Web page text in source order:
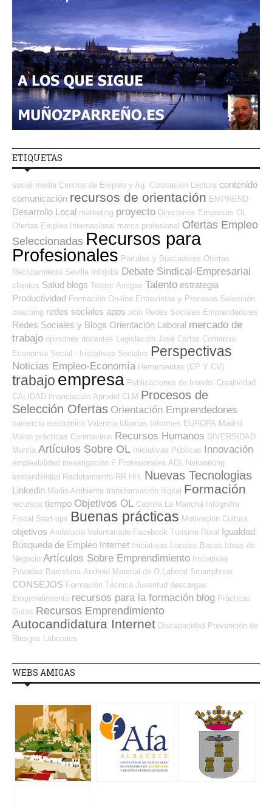
ETIQUETAS
social media Centros de Empleo y Ag. Colocación Lectura contenido
comunicación recursos de orientación EMPREND
Desarrollo Local marketing proyecto Directorios Empresas OL
Ofertas Empleo Internacional marca profesional Ofertas Empleo
Seleccionadas Recursos para
Profesionales Portales y Buscadores Ofertas
Reclutamiento Sevilla Infojobs Debate Sindical-Empresarial
clientes Salud blogs Twitter Amigos Talento estrategia
Productividad Formación On-line Entrevistas y Procesos Selección
coaching redes sociales apps ocio Redes Sociales Emprendedores
Redes Sociales y Blogs Orientación Laboral mercado de
trabajo opiniones docentes Legislación José Carlos Comercio
Economía Social - Iniciativas Sociales Perspectivas
Noticias Empleo-Economía Herramientas (CP Y CV)
trabajo empresa Publicaciones de Interés Creatividad
CALIDAD financiación Aprodel CLM Procesos de
Selección Ofertas Orientación Emprendedores
comercio electrónico Valencia Idiomas Informes EUROPA Madrid
Malas prácticas Coronavirus Recursos Humanos DIVERSIDAD
Murcia Artículos Sobre OL Iniciativas Públicas Innovación
empleabilidad investigación F Profesionales ADL
Networking
sostenibilidad Reclutamiento RR.HH. Nuevas Tecnologias
Linkedin Medio Ambiente transformación digital Formación
recursos tiempo Objetivos OL Castilla La Mancha Infografía
Fiscal Start-ups Buenas prácticas Motivación Cultura
objetivos Andalucía Voluntariado Facebook Turismo Rural Igualdad
Búsqueda de Empleo Internet Iniciativas Locales Becas Ideas de
Negocio Artículos Sobre Emprendimiento Iniciativas
Privadas Barcelona Android Material de O.Laboral Smartphone
CONSEJOS Formación Técnica Juventud descargas
Emprendimiento recursos para la formación blog Prácticas
Guías Recursos Emprendimiento
Autocandidatura Internet Discapacidad Prevención de
Riesgos Laborales
WEBS AMIGAS